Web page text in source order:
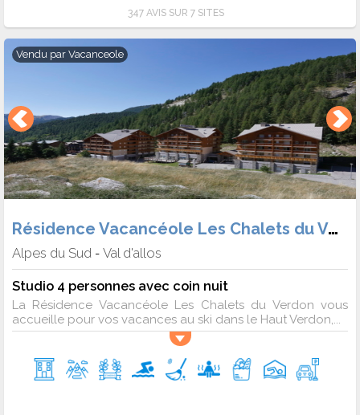
347 AVIS SUR 7 SITES
Vendu par Vacanceole
Résidence Vacancéole Les Chalets du Verdon
Alpes du Sud - Val d'allos
Studio 4 personnes avec coin nuit
La Résidence Vacancéole Les Chalets du Verdon vous
accueille pour vos vacances au ski dans le Haut Verdon,...